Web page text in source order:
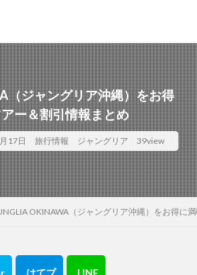
（ジャングリア沖縄）をお得
ー＆割引情報まとめ
17日 旅行情報 ジャングリア 39view
OKINAWA（ジャングリア沖縄）をお得に